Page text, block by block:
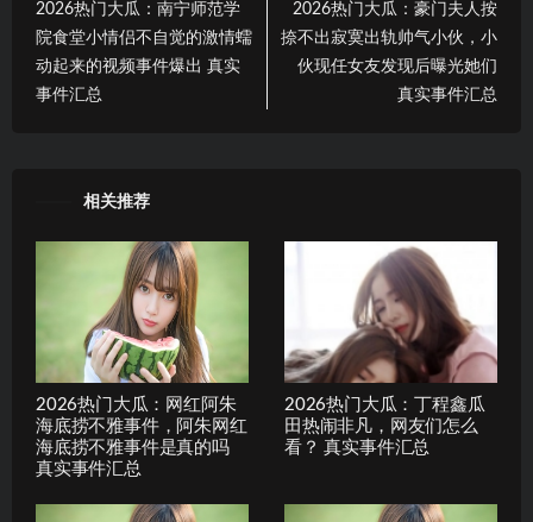
2026热门大瓜：南宁师范学
院食堂小情侣不自觉的激情蠕
动起来的视频事件爆出 真实
事件汇总
2026热门大瓜：豪门夫人按
捺不出寂寞出轨帅气小伙，小
伙现任女友发现后曝光她们
真实事件汇总
相关推荐
2026热门大瓜：网红阿朱
海底捞不雅事件，阿朱网红
海底捞不雅事件是真的吗
真实事件汇总
2026热门大瓜：丁程鑫瓜
田热闹非凡，网友们怎么
看？ 真实事件汇总